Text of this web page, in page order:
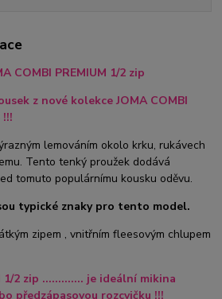
COMBI PREMIUM 1/2 zip
z nové kolekce JOMA COMBI
lemováním okolo krku, rukávech
Tento tenký proužek dodává
tomuto populárnímu kousku oděvu.
typické znaky pro tento model.
zipem , vnitřním fleesovým chlupem
1/2 zip ............. je ideální mikina
předzápasovou rozcvičku !!!